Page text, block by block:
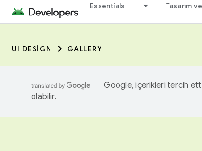
Essentials Tasarım
UI DESIGN GALLERY
Google, içerikleri tercih
olabilir.